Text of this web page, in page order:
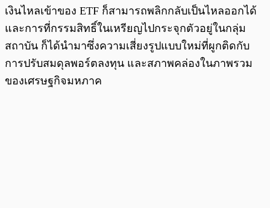
เงินไหลเข้าของ ETF ก็สามารถพลิกกลับเป็นไหลออกได้
และการที่กรรมสิทธิ์ในเหรียญไปกระจุกตัวอยู่ในกลุ่ม
สถาบัน ก็ได้นำมาซึ่งความเสี่ยงรูปแบบใหม่ที่ผูกติดกับ
การปรับสมดุลพอร์ตลงทุน และสภาพคล่องในภาพรวม
ของเศรษฐกิจมหภาค